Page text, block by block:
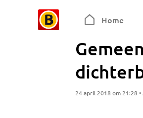
Home
24 april 2018 om 21:28